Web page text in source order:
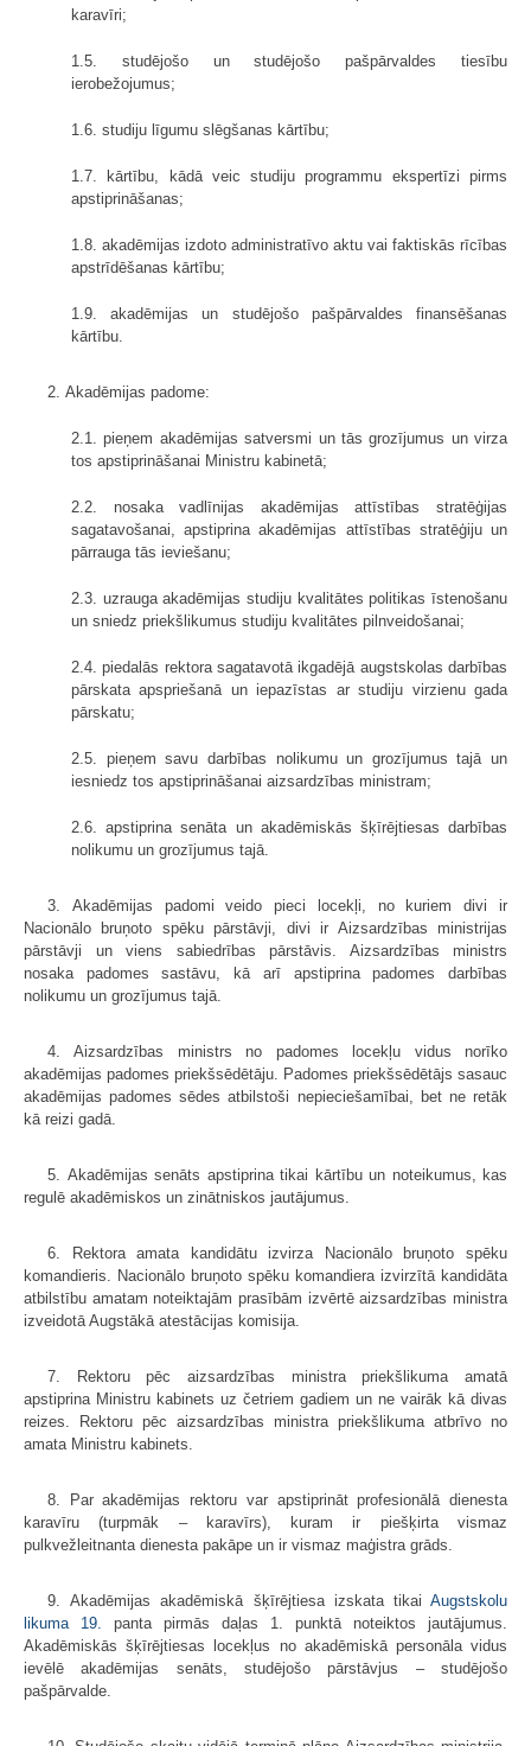
karavīri;
1.5. studējošo un studējošo pašpārvaldes tiesību
ierobežojumus;
1.6. studiju līgumu slēgšanas kārtību;
1.7. kārtību, kādā veic studiju programmu ekspertīzi pirms
apstiprināšanas;
1.8. akadēmijas izdoto administratīvo aktu vai faktiskās rīcības
apstrīdēšanas kārtību;
1.9. akadēmijas un studējošo pašpārvaldes finansēšanas
kārtību.
2. Akadēmijas padome:
2.1. pieņem akadēmijas satversmi un tās grozījumus un virza
tos apstiprināšanai Ministru kabinetā;
2.2. nosaka vadlīnijas akadēmijas attīstības stratēģijas
sagatavošanai, apstiprina akadēmijas attīstības stratēģiju un
pārrauga tās ieviešanu;
2.3. uzrauga akadēmijas studiju kvalitātes politikas īstenošanu
un sniedz priekšlikumus studiju kvalitātes pilnveidošanai;
2.4. piedalās rektora sagatavotā ikgadējā augstskolas darbības
pārskata apspriešanā un iepazīstas ar studiju virzienu gada
pārskatu;
2.5. pieņem savu darbības nolikumu un grozījumus tajā un
iesniedz tos apstiprināšanai aizsardzības ministram;
2.6. apstiprina senāta un akadēmiskās šķīrējtiesas darbības
nolikumu un grozījumus tajā.
3. Akadēmijas padomi veido pieci locekļi, no kuriem divi ir
Nacionālo bruņoto spēku pārstāvji, divi ir Aizsardzības ministrijas
pārstāvji un viens sabiedrības pārstāvis. Aizsardzības ministrs
nosaka padomes sastāvu, kā arī apstiprina padomes darbības
nolikumu un grozījumus tajā.
4. Aizsardzības ministrs no padomes locekļu vidus norīko
akadēmijas padomes priekšsēdētāju. Padomes priekšsēdētājs sasauc
akadēmijas padomes sēdes atbilstoši nepieciešamībai, bet ne retāk
kā reizi gadā.
5. Akadēmijas senāts apstiprina tikai kārtību un noteikumus, kas
regulē akadēmiskos un zinātniskos jautājumus.
6. Rektora amata kandidātu izvirza Nacionālo bruņoto spēku
komandieris. Nacionālo bruņoto spēku komandiera izvirzītā kandidāta
atbilstību amatam noteiktajām prasībām izvērtē aizsardzības ministra
izveidotā Augstākā atestācijas komisija.
7. Rektoru pēc aizsardzības ministra priekšlikuma amatā
apstiprina Ministru kabinets uz četriem gadiem un ne vairāk kā divas
reizes. Rektoru pēc aizsardzības ministra priekšlikuma atbrīvo no
amata Ministru kabinets.
8. Par akadēmijas rektoru var apstiprināt profesionālā dienesta
karavīru (turpmāk – karavīrs), kuram ir piešķirta vismaz
pulkvežleitnanta dienesta pakāpe un ir vismaz maģistra grāds.
9. Akadēmijas akadēmiskā šķīrējtiesa izskata tikai Augstskolu
likuma
19.
panta pirmās daļas 1. punktā noteiktos jautājumus.
Akadēmiskās šķīrējtiesas locekļus no akadēmiskā personāla vidus
ievēlē akadēmijas senāts, studējošo pārstāvjus – studējošo
pašpārvalde.